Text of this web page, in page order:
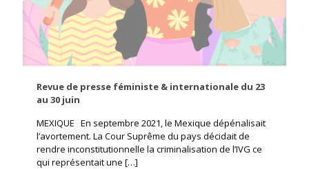
Revue de presse féministe & internationale du 23
au 30 juin
MEXIQUE En septembre 2021, le Mexique dépénalisait
l’avortement. La Cour Suprême du pays décidait de
rendre inconstitutionnelle la criminalisation de l’IVG ce
qui représentait une […]